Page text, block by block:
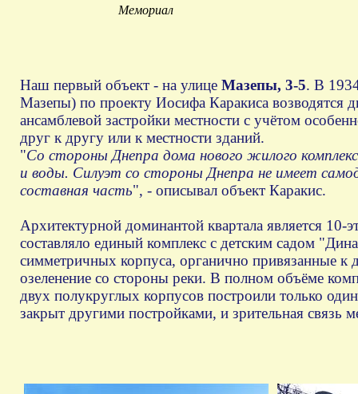
Наш первый объект - на улице Мазепы, 3-5. В
Мазепы) по проекту Иосифа Каракиса
ансамблевой застройки местности с учётом
друг к другу или к местности зданий.
"Со стороны Днепра дома нового жилого
и воды. Силуэт со стороны Днепра не имеет
составная часть", - описывал объект Каракис.
Архитектурной доминантой квартала является
составляло единый комплекс с детским садом
симметричных корпуса, органично привязанные к
озеленение со стороны реки. В полном объёме
двух полукруглых корпусов построили только
закрыт другими постройками, и зрительная
Мемориал